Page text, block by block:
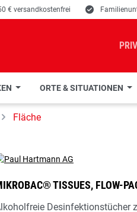
€ versandkostenfrei E
ORTE & SITUATIONEN
Fläche
TISSUES, FLOW-
Desinfektionstücher